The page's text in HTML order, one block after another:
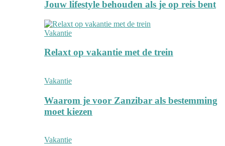
Jouw lifestyle behouden als je op reis bent
Vakantie
Relaxt op vakantie met de trein
Vakantie
Waarom je voor Zanzibar als bestemming
moet kiezen
Vakantie